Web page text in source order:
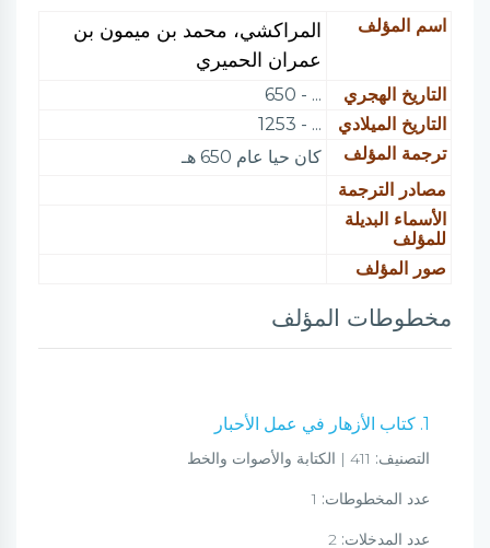
اسم المؤلف
المراكشي، محمد بن ميمون بن
عمران الحميري
التاريخ الهجري
... - 650
التاريخ الميلادي
... - 1253
ترجمة المؤلف
كان حيا عام 650 هـ
مصادر الترجمة
الأسماء البديلة
للمؤلف
صور المؤلف
مخطوطات المؤلف
1. كتاب الأزهار في عمل الأحبار
التصنيف:
عدد المخطوطات:
عدد المدخلات: